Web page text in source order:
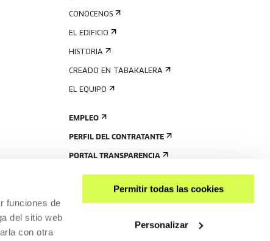
funciones de
del sitio web
con otra
Permitir todas las cookies
Personalizar
CONÓCENOS
EL EDIFICIO
HISTORIA
CREADO EN TABAKALERA
EL EQUIPO
EMPLEO
PERFIL DEL CONTRATANTE
PORTAL TRANSPARENCIA